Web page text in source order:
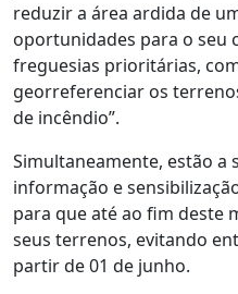
reduzir a área ardida de
oportunidades para o seu
freguesias prioritárias,
georreferenciar os
de incêndio”.
Simultaneamente, estão a
informação e
para que até ao fim deste
seus terrenos, evitando
partir de 01 de junho.